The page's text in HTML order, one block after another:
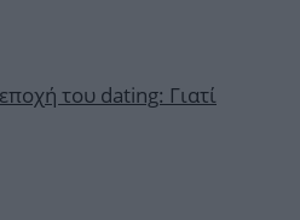
του dating: Γιατί